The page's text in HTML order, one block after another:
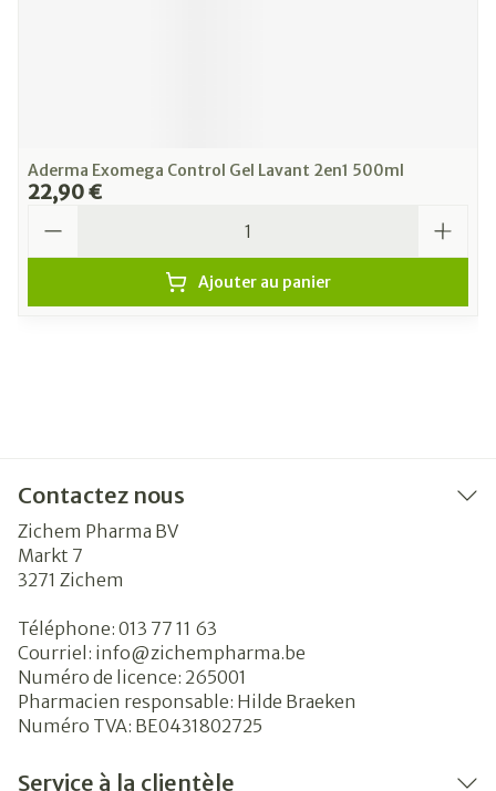
Aderma Exomega Control Gel Lavant 2en1 500ml
22,90 €
Ajouter au panier
Contactez nous
Zichem Pharma BV
Markt 7
3271 Zichem
Téléphone: 013 77 11 63
Courriel: info@zichempharma.be
Numéro de licence: 265001
Pharmacien responsable: Hilde Braeken
Numéro TVA: BE0431802725
Service à la clientèle